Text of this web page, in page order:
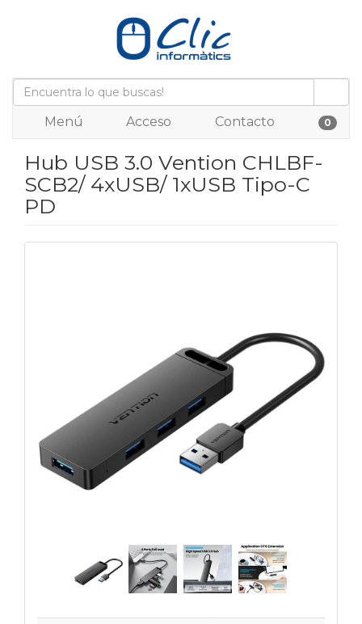
Menú Acceso Contacto 0
Hub USB 3.0 Vention CHLBF-
SCB2/ 4xUSB/ 1xUSB Tipo-C
PD